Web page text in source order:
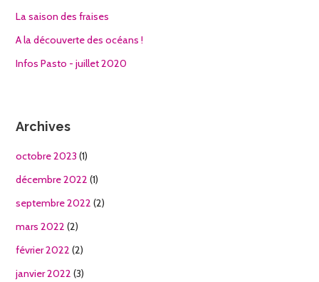
La saison des fraises
A la découverte des océans !
Infos Pasto - juillet 2020
Archives
octobre 2023 (1)
décembre 2022 (1)
septembre 2022 (2)
mars 2022 (2)
février 2022 (2)
janvier 2022 (3)